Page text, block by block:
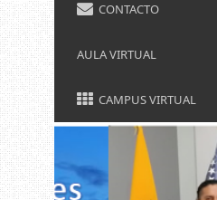
CONTACTO
AULA VIRTUAL
CAMPUS VIRTUAL